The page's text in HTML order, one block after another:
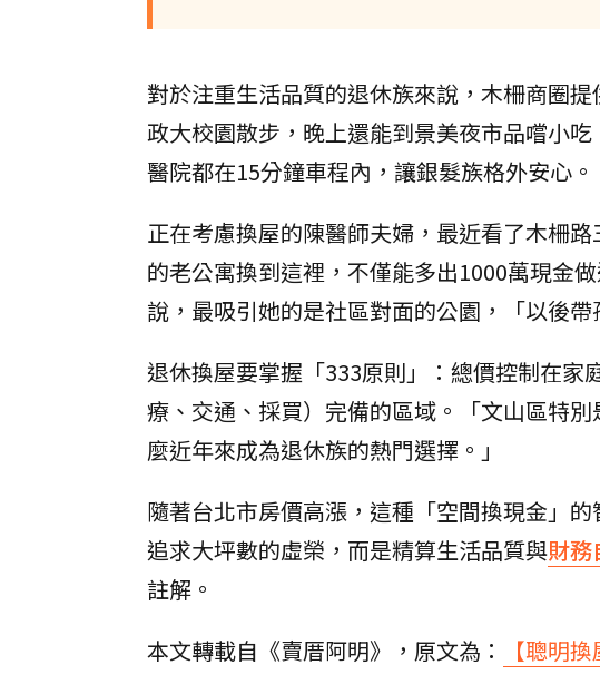
對於注重生活品質的退休族來說，木柵商圈
政大校園散步，晚上還能到景美夜市品嚐小
醫院都在15分鐘車程內，讓銀髮族格外安心。
正在考慮換屋的陳醫師夫婦，最近看了木柵
的老公寓換到這裡，不僅能多出1000萬現金
說，最吸引她的是社區對面的公園，「以後帶
退休換屋要掌握「333原則」：總價控制在
療、交通、採買）完備的區域。「文山區特
麼近年來成為退休族的熱門選擇。」
隨著台北市房價高漲，這種「空間換現金」
追求大坪數的虛榮，而是精算生活品質與財務
註解。
本文轉載自《賣厝阿明》，原文為：
【聰明